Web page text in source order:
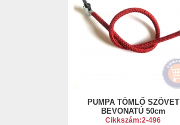
PUMPA TÖMLŐ SZÖVET
BEVONATÚ 50cm
Cikkszám:2-496